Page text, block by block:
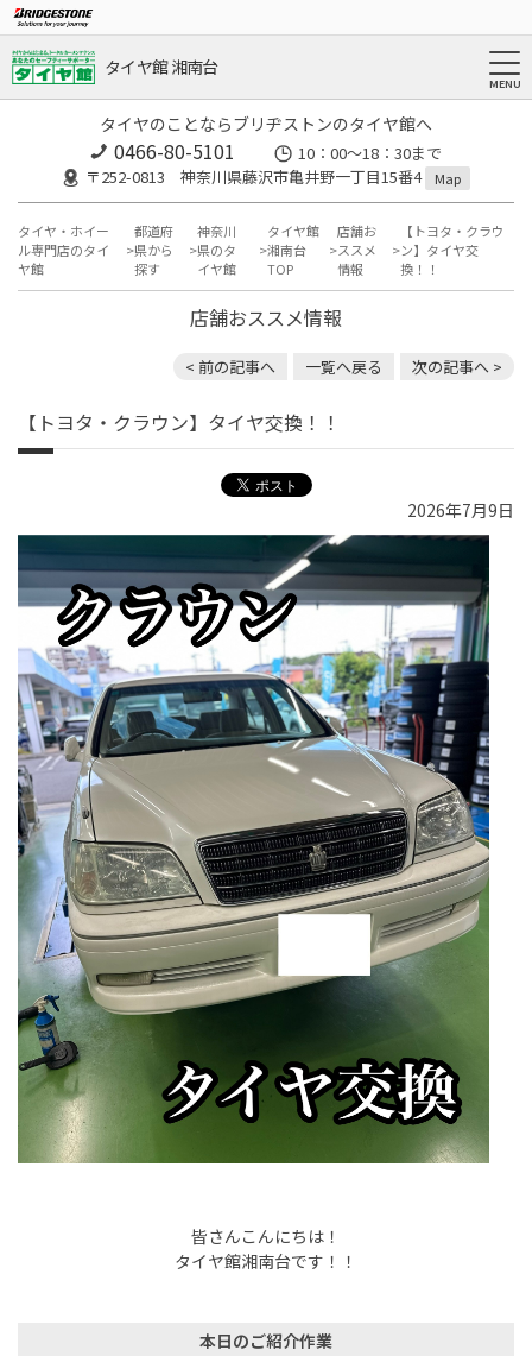
タイヤ館 湘南台
タイヤのことならブリヂストンのタイヤ館へ
0466-80-5101
10：00～18：30まで
〒252-0813 神奈川県藤沢市亀井野一丁目15番4
Map
タイヤ・ホイー
ル専門店のタイ
ヤ館
都道府
県から
探す
神奈川
県のタ
イヤ館
タイヤ館
湘南台
TOP
店舗お
ススメ
情報
【トヨタ・クラウ
ン】タイヤ交
換！！
店舗おススメ情報
< 前の記事へ 一覧へ戻る 次の記事へ >
【トヨタ・クラウン】タイヤ交換！！
2026年7月9日
皆さんこんにちは！
タイヤ館湘南台です！！
本日のご紹介作業